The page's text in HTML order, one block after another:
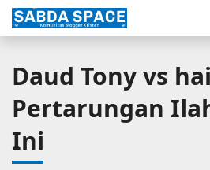
Daud Tony vs
Pertarungan
Ini